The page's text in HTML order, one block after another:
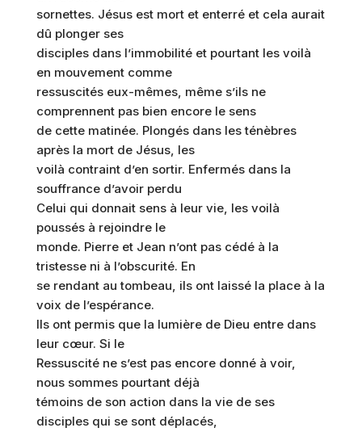
sornettes. Jésus est mort et enterré et cela aurait
dû plonger ses
disciples dans l’immobilité et pourtant les voilà
en mouvement comme
ressuscités eux-mêmes, même s’ils ne
comprennent pas bien encore le sens
de cette matinée. Plongés dans les ténèbres
après la mort de Jésus, les
voilà contraint d’en sortir. Enfermés dans la
souffrance d’avoir perdu
Celui qui donnait sens à leur vie, les voilà
poussés à rejoindre le
monde. Pierre et Jean n’ont pas cédé à la
tristesse ni à l’obscurité. En
se rendant au tombeau, ils ont laissé la place à la
voix de l’espérance.
Ils ont permis que la lumière de Dieu entre dans
leur cœur. Si le
Ressuscité ne s’est pas encore donné à voir,
nous sommes pourtant déjà
témoins de son action dans la vie de ses
disciples qui se sont déplacés,